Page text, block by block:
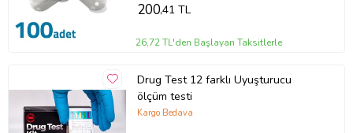
200,41 TL
26,72 TL'den Başlayan Taksitlerle
Drug Test 12 farklı Uyuşturucu
ölçüm testi
Kargo Bedava